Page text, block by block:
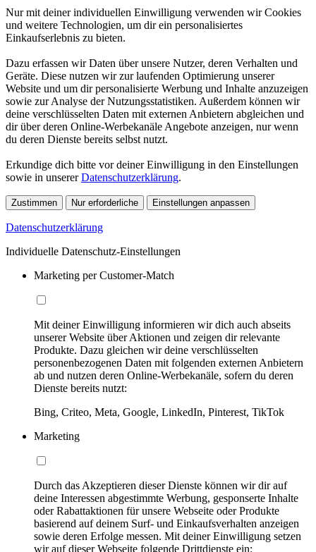
Nur mit deiner individuellen Einwilligung verwenden wir Cookies
und weitere Technologien, um dir ein personalisiertes
Einkaufserlebnis zu bieten.
Dazu erfassen wir Daten über unsere Nutzer, deren Verhalten und
Geräte. Diese nutzen wir zur laufenden Optimierung unserer
Website und um dir personalisierte Werbung und Inhalte anzuzeigen
sowie zur Analyse der Nutzungsstatistiken. Außerdem können wir
deine verschlüsselten Daten mit externen Anbietern abgleichen und
dir über deren Online-Werbekanäle Angebote anzeigen, nur wenn
du deren Dienste bereits selbst nutzt.
Erkundige dich bitte vor deiner Einwilligung in den Einstellungen
sowie in unsererDatenschutzerklärung.
Zustimmen Nur erforderliche Einstellungen anpassen
Datenschutzerklärung
Individuelle Datenschutz-Einstellungen
Marketing per Customer-Match
Mit deiner Einwilligung informieren wir dich auch abseits
unserer Website über Aktionen und zeigen dir relevante
Produkte. Dazu gleichen wir deine verschlüsselten
personenbezogenen Daten mit folgenden externen Anbietern
ab und nutzen deren Online-Werbekanäle, sofern du deren
Dienste bereits nutzt:
Bing, Criteo, Meta, Google, LinkedIn, Pinterest, TikTok
Marketing
Durch das Akzeptieren dieser Dienste können wir dir auf
deine Interessen abgestimmte Werbung, gesponserte Inhalte
oder Rabattaktionen für unsere Webseite oder Produkte
basierend auf deinem Surf- und Einkaufsverhalten anzeigen
sowie deren Erfolge messen. Mit deiner Einwilligung setzen
wir auf dieser Webseite folgende Drittdienste ein: